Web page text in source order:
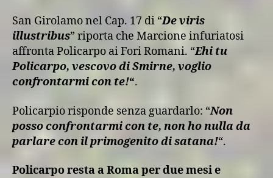
San Girolamo nel Cap. 17 di “De viris
illustribus” riporta che Marcione infuriatosi
affronta Policarpo ai Fori Romani. “Ehi tu
Policarpo, vescovo di Smirne, voglio
confrontarmi con te!“.
Policarpio risponde senza guardarlo: “Non
posso confrontarmi con te, non ho nulla da
parlare con il primogenito di satana!“.
Policarpo resta a Roma per due mesi e